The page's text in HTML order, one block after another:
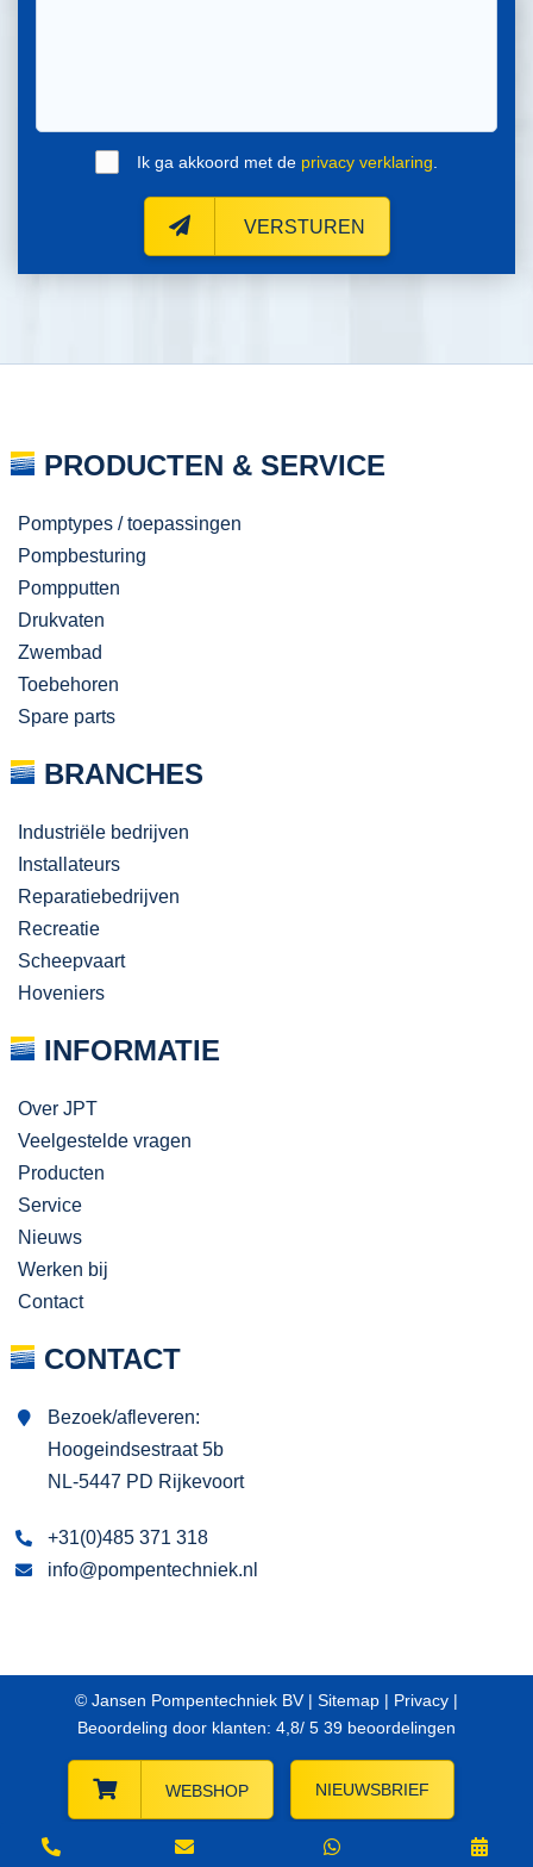
Ik ga akkoord met de privacy verklaring
VERSTUREN
PRODUCTEN & SERVICE
Pomptypes / toepassingen
Pompbesturing
Pompputten
Drukvaten
Zwembad
Toebehoren
Spare parts
BRANCHES
Industriële bedrijven
Installateurs
Reparatiebedrijven
Recreatie
Scheepvaart
Hoveniers
INFORMATIE
Over JPT
Veelgestelde vragen
Producten
Service
Nieuws
Werken bij
Contact
CONTACT
Bezoek/afleveren:
Hoogeindsestraat 5b
NL-5447 PD Rijkevoort
+31(0)485 371 318
info@pompentechniek.nl
© Jansen Pompentechniek BV | Sitemap | Privacy |
Beoordeling door klanten: 4,8/ 5 39 beoordelingen
WEBSHOP NIEUWSBRIEF